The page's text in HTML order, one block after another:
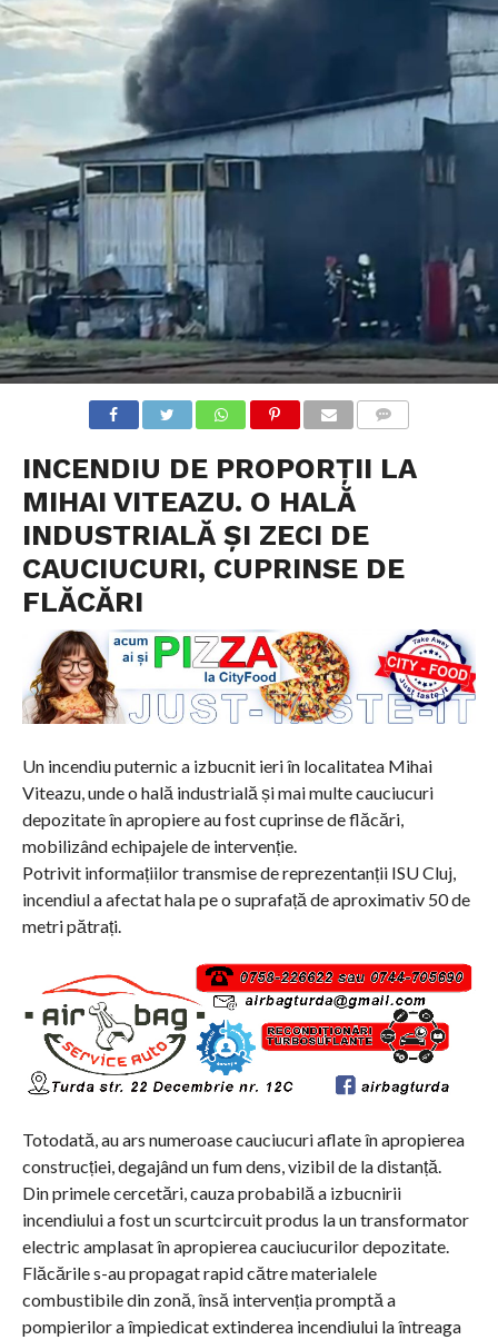
INCENDIU DE PROPORȚII LA
MIHAI VITEAZU. O HALĂ
INDUSTRIALĂ ȘI ZECI DE
CAUCIUCURI, CUPRINSE DE
FLĂCĂRI
Un incendiu puternic a izbucnit ieri în localitatea Mihai
Viteazu, unde o hală industrială și mai multe cauciucuri
depozitate în apropiere au fost cuprinse de flăcări,
mobilizând echipajele de intervenție.
Potrivit informațiilor transmise de reprezentanții ISU Cluj,
incendiul a afectat hala pe o suprafață de aproximativ 50 de
metri pătrați.
Totodată, au ars numeroase cauciucuri aflate în apropierea
construcției, degajând un fum dens, vizibil de la distanță.
Din primele cercetări, cauza probabilă a izbucnirii
incendiului a fost un scurtcircuit produs la un transformator
electric amplasat în apropierea cauciucurilor depozitate.
Flăcările s-au propagat rapid către materialele
combustibile din zonă, însă intervenția promptă a
pompierilor a împiedicat extinderea incendiului la întreaga